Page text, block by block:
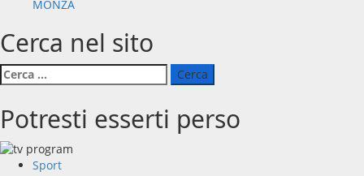
MOTORI
MONZA
Cerca nel sito
Ricerca
per:
Potresti esserti perso
Sport